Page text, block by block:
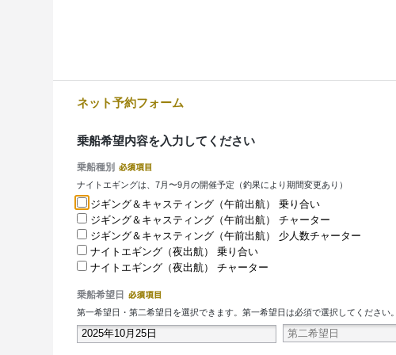
ネット予約フォーム
乗船希望内容を入力してください
乗船種別
ナイトエギングは、7月〜9月の開催予定（釣果により期間変更あり）
ジギング＆キャスティング（午前出航） 乗り合い
ジギング＆キャスティング（午前出航） チャーター
ジギング＆キャスティング（午前出航） 少人数チャーター
ナイトエギング（夜出航） 乗り合い
ナイトエギング（夜出航） チャーター
乗船希望日
第一希望日・第二希望日を選択できます。第一希望日は必須で選択してください。